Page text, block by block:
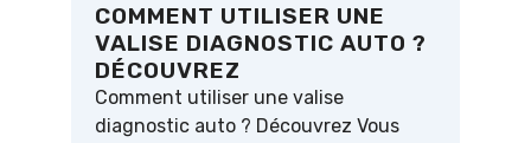
COMMENT UTILISER UNE
VALISE DIAGNOSTIC AUTO ?
DÉCOUVREZ
Comment utiliser une valise
diagnostic auto ? Découvrez Vous